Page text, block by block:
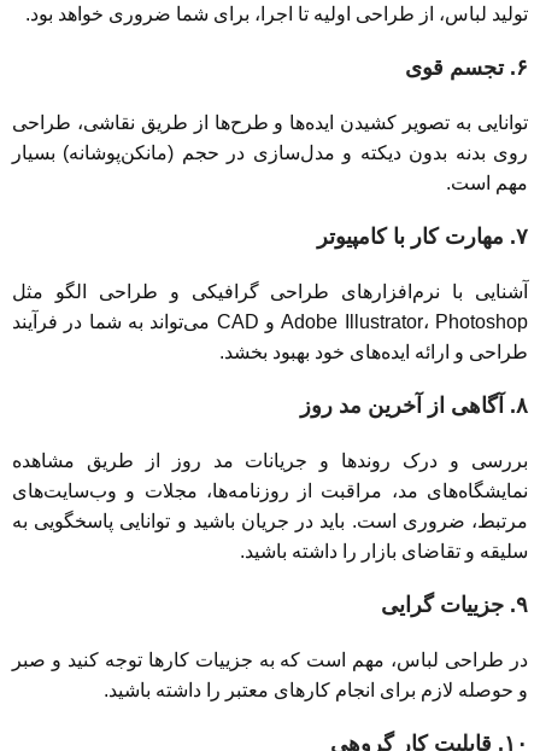
تولید لباس، از طراحی اولیه تا اجرا، برای شما ضروری خواهد بود.
۶. تجسم قوی
توانایی به تصویر کشیدن ایده‌ها و طرح‌ها از طریق نقاشی، طراحی
روی بدنه بدون دیکته و مدل‌سازی در حجم (مانکن‌پوشانه) بسیار
مهم است.
۷. مهارت کار با کامپیوتر
آشنایی با نرم‌افزارهای طراحی گرافیکی و طراحی الگو مثل
Adobe Illustrator، Photoshop و CAD می‌تواند به شما در فرآیند
طراحی و ارائه ایده‌های خود بهبود بخشد.
۸. آگاهی از آخرین مد روز
بررسی و درک روندها و جریانات مد روز از طریق مشاهده
نمایشگاه‌های مد، مراقبت از روزنامه‌ها، مجلات و وب‌سایت‌های
مرتبط، ضروری است. باید در جریان باشید و توانایی پاسخگویی به
سلیقه و تقاضای بازار را داشته باشید.
۹. جزییات گرایی
در طراحی لباس، مهم است که به جزییات کارها توجه کنید و صبر
و حوصله لازم برای انجام کارهای معتبر را داشته باشید.
۱۰. قابلیت کار گروهی